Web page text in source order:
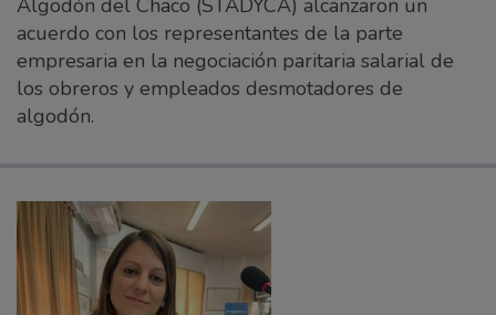
Algodón del Chaco (STADYCA) alcanzaron un
acuerdo con los representantes de la parte
empresaria en la negociación paritaria salarial de
los obreros y empleados desmotadores de
algodón.